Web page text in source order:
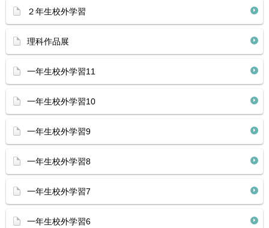
２年生校外学習
理科作品展
一年生校外学習11
一年生校外学習10
一年生校外学習9
一年生校外学習8
一年生校外学習7
一年生校外学習6